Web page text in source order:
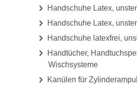
Handschuhe Latex,
Handschuhe Latex,
Handschuhe latexfrei,
Handtücher,
Wischsysteme
Kanülen für